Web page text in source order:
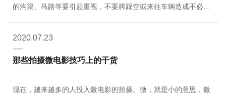
的沟渠、马路等要引起重视，不要脚踩空或来往车辆造成不必要
2020.07.23
那些拍摄微电影技巧上的干货
现在，越来越多的人投入微电影的拍摄。微，就是小的意思，微